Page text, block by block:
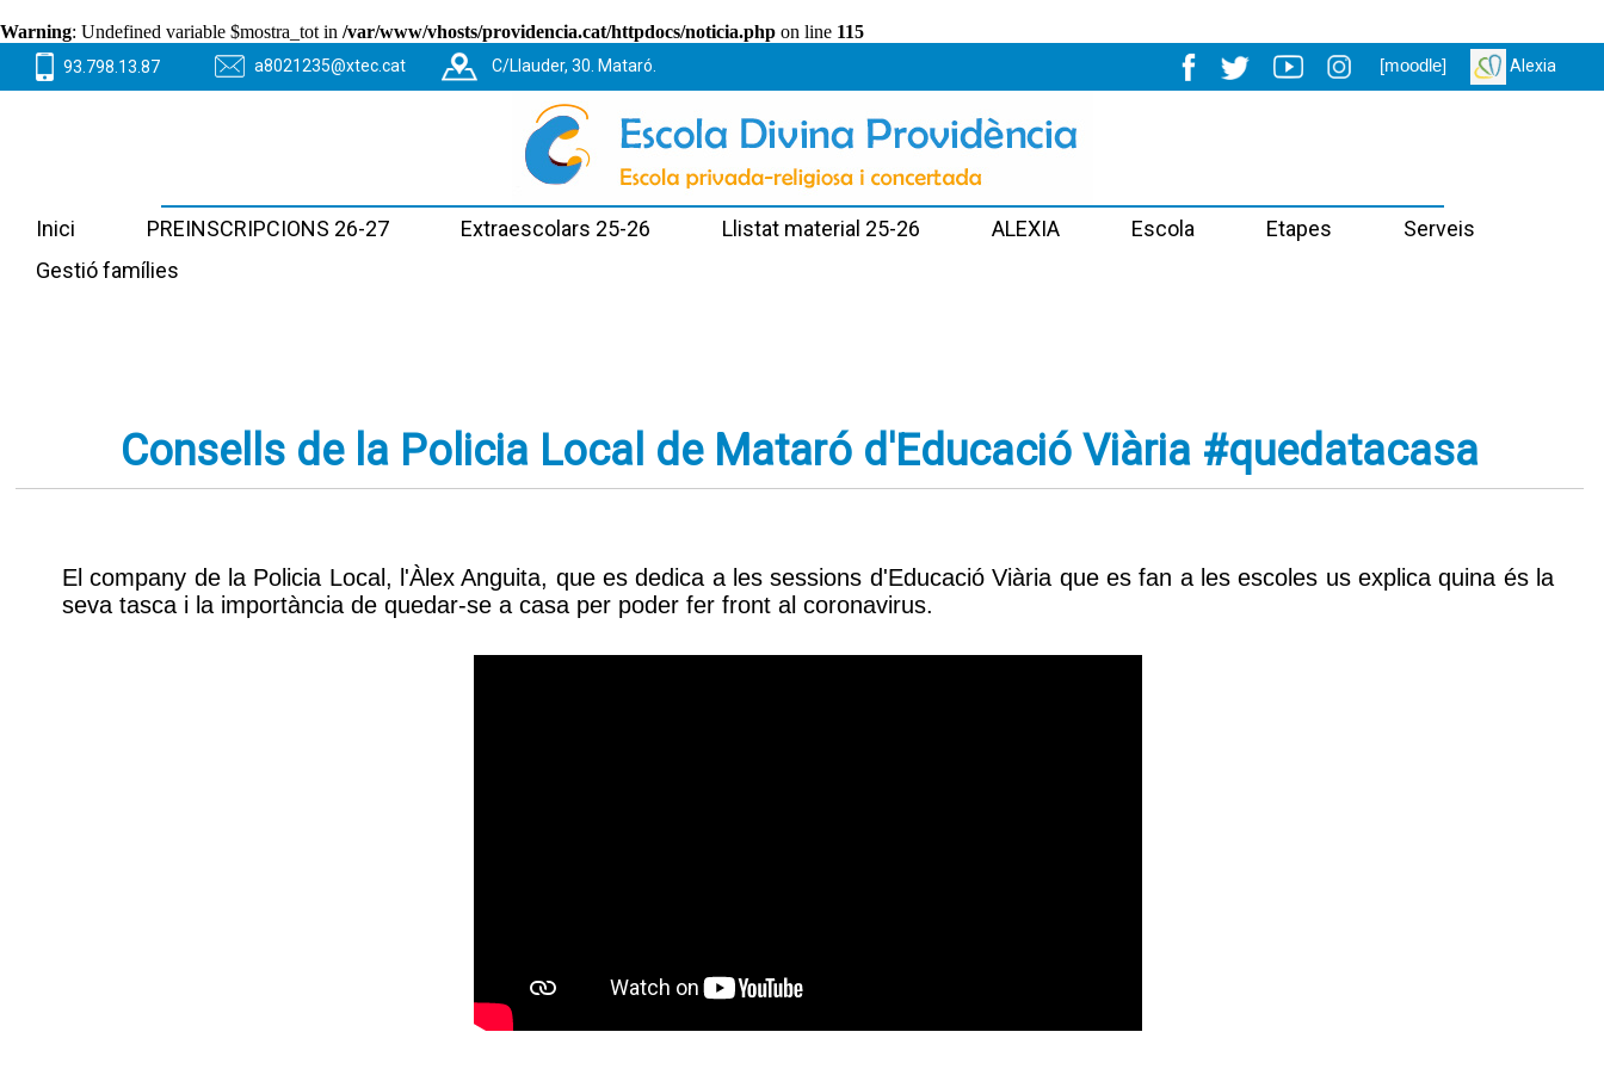
Warning: Undefined variable $mostra_tot in /var/www/vhosts/providencia.cat/httpdocs/noticia.php on line 115
93.798.13.87 a8021235@xtec.cat C/Llauder, 30. Mataró. [moodle] Alexia
Inici PREINSCRIPCIONS 26-27 Extraescolars 25-26 Llistat material 25-26 ALEXIA Escola Etapes
Serveis
Gestió famílies
Consells de la Policia Local de Mataró d'Educació Viària #quedatacasa
El company de la Policia Local, l'Àlex Anguita, que es dedica a les sessions d'Educació Viària que es fan a les escoles us explica quina és la
seva tasca i la importància de quedar-se a casa per poder fer front al coronavirus.